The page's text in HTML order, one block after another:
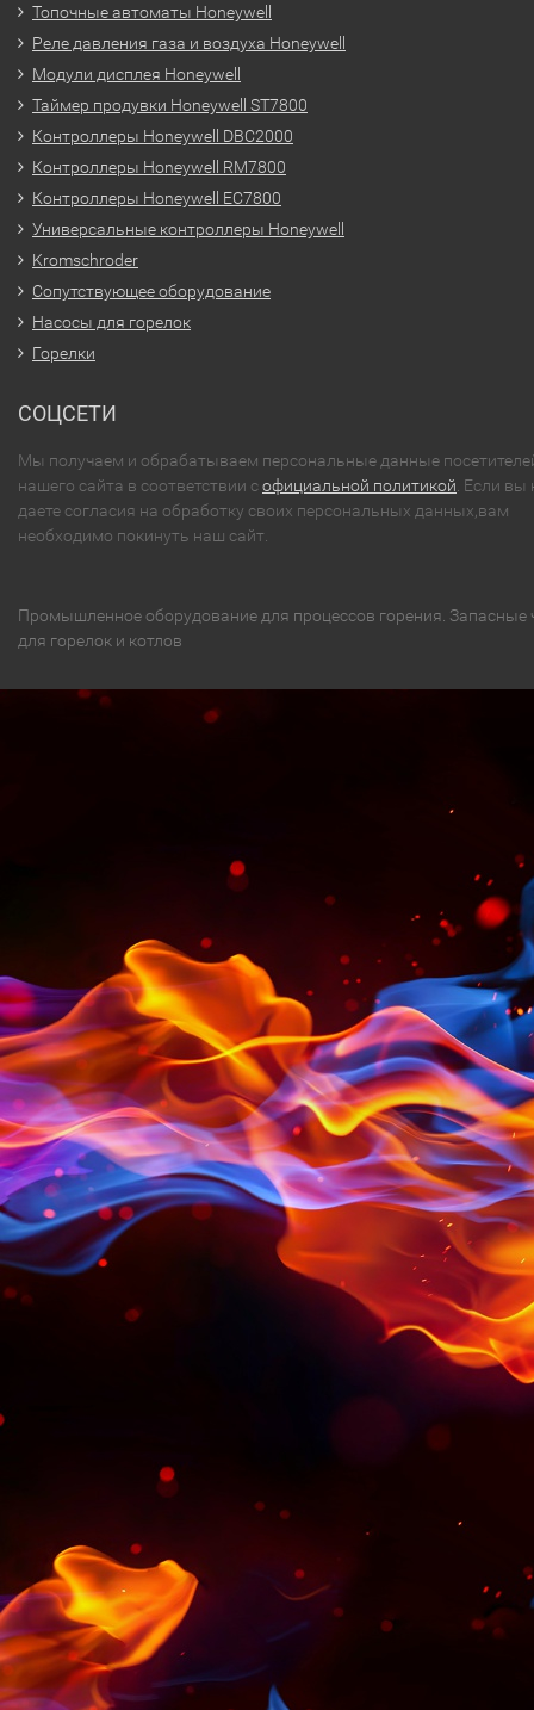
Топочные автоматы Honeywell
Реле давления газа и воздуха Honeywell
Модули дисплея Honeywell
Таймер продувки Honeywell ST7800
Контроллеры Honeywell DBC2000
Контроллеры Honeywell RM7800
Контроллеры Honeywell EC7800
Универсальные контроллеры Honeywell
Kromschroder
Сопутствующее оборудование
Насосы для горелок
Горелки
СОЦСЕТИ
Мы получаем и обрабатываем персональные данные
нашего сайта в соответствии софициальной политикой . Если вы
даете согласия на обработку своих персональных данных,вам
необходимо покинуть наш сайт.
Промышленное оборудование для процессов горения. Запасные
для горелок и котлов